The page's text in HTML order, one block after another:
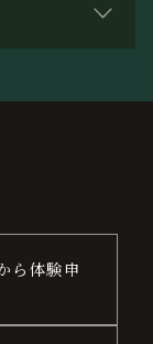
ら体験申